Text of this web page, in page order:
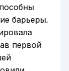
барьеры.
первой